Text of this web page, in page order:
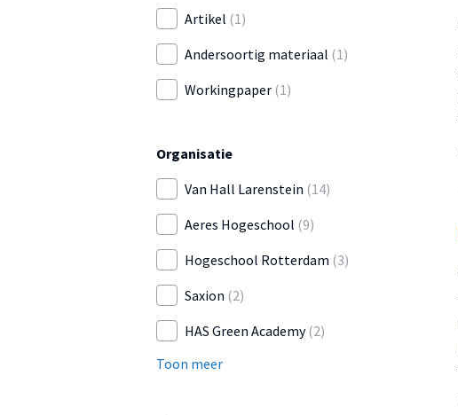
Artikel (1)
Andersoortig materiaal (1)
Workingpaper (1)
Organisatie
Van Hall Larenstein (14)
Aeres Hogeschool (9)
Hogeschool Rotterdam (3)
Saxion (2)
HAS Green Academy(2)
Toon meer